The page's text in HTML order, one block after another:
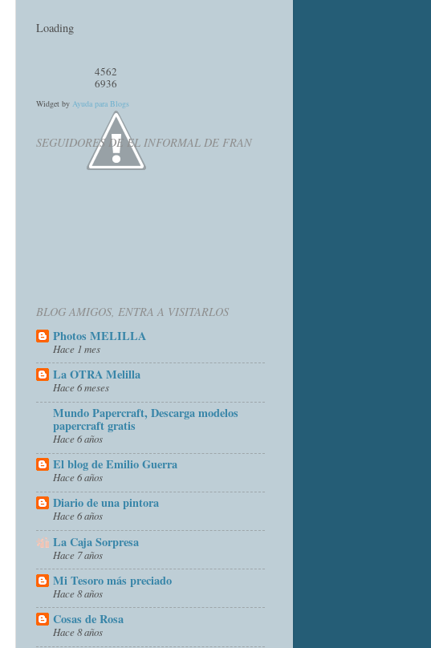
Loading
4562
6936
Widget by Ayuda para Blogs
SEGUIDORES DE EL INFORMAL DE FRAN
BLOG AMIGOS, ENTRA A VISITARLOS
Photos MELILLA
Hace 1 mes
La OTRA Melilla
Hace 6 meses
Mundo Papercraft, Descarga modelos
papercraft gratis
Hace 6 años
El blog de Emilio Guerra
Hace 6 años
Diario de una pintora
Hace 6 años
La Caja Sorpresa
Hace 7 años
Mi Tesoro más preciado
Hace 8 años
Cosas de Rosa
Hace 8 años